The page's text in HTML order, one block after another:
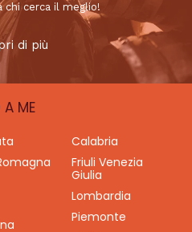
chi cerca il meglio!
di più
A ME
Calabria
Friuli Venezia
Giulia
Lombardia
Piemonte